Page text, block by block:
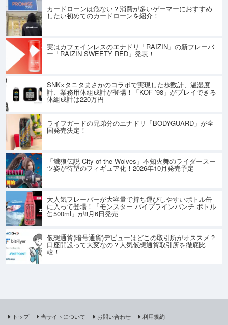
カードローンは危ない？消費が多いゲーマーにおすすめ
したい初めてのカードローンを紹介！
実はカフェインレスのエナドリ「RAIZIN」の新フレーバ
ー「RAIZIN SWEETY RED」発表！
SNK×タニタまさかのコラボで実現した歩数計、温湿度
計、業務用体組成計が登場！「KOF ’98」がプレイできる
体組成計は220万円
ライフガードの兄弟分のエナドリ「BODYGUARD」が全
国発売決定！
「餓狼伝説 City of the Wolves」不知火舞のライダースー
ツ姿が待望のフィギュア化！2026年10月発売予定
大人気フレーバーが大容量で持ち運びしやすいボトル缶
に入って登場！「モンスター パイプラインパンチ ボトル
缶500ml」が8月6日発売
仮想通貨(暗号通貨)デビューはどこの取引所がオススメ？
口座開設って大変なの？人気仮想通貨取引所を徹底比
較！
トップ 当サイトについて お問い合わせ
利用規約